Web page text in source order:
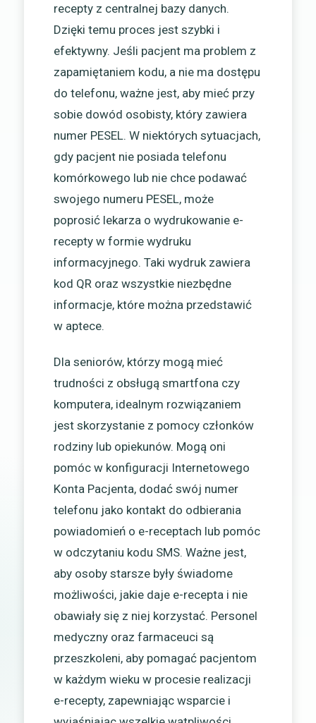
recepty z centralnej bazy danych.
Dzięki temu proces jest szybki i
efektywny. Jeśli pacjent ma problem z
zapamiętaniem kodu, a nie ma dostępu
do telefonu, ważne jest, aby mieć przy
sobie dowód osobisty, który zawiera
numer PESEL. W niektórych sytuacjach,
gdy pacjent nie posiada telefonu
komórkowego lub nie chce podawać
swojego numeru PESEL, może
poprosić lekarza o wydrukowanie e-
recepty w formie wydruku
informacyjnego. Taki wydruk zawiera
kod QR oraz wszystkie niezbędne
informacje, które można przedstawić
w aptece.
Dla seniorów, którzy mogą mieć
trudności z obsługą smartfona czy
komputera, idealnym rozwiązaniem
jest skorzystanie z pomocy członków
rodziny lub opiekunów. Mogą oni
pomóc w konfiguracji Internetowego
Konta Pacjenta, dodać swój numer
telefonu jako kontakt do odbierania
powiadomień o e-receptach lub pomóc
w odczytaniu kodu SMS. Ważne jest,
aby osoby starsze były świadome
możliwości, jakie daje e-recepta i nie
obawiały się z niej korzystać. Personel
medyczny oraz farmaceuci są
przeszkoleni, aby pomagać pacjentom
w każdym wieku w procesie realizacji
e-recepty, zapewniając wsparcie i